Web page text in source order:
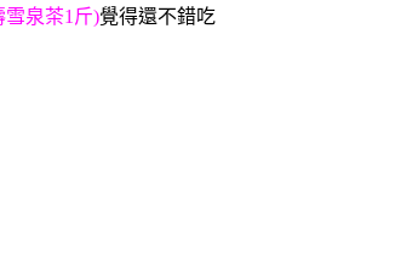
泉茶1斤)覺得還不錯吃